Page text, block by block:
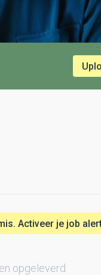
Activeer je job
opgeleverd